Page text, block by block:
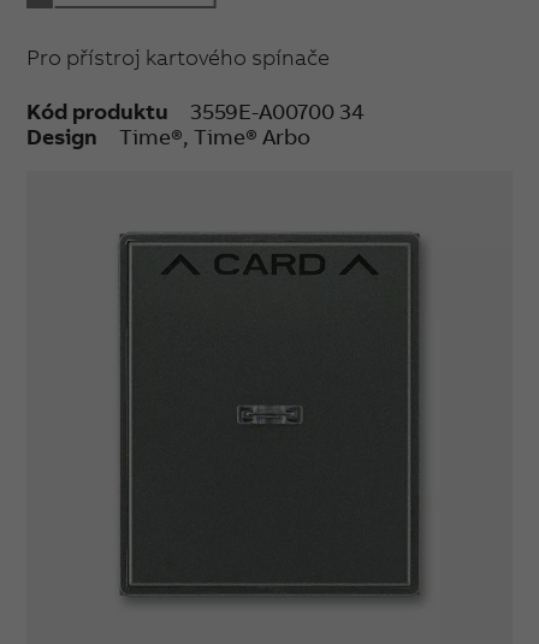
Pro přístroj kartového spínače
Kód produktu
3559E-A00700 34
Design
Time®, Time® Arbo